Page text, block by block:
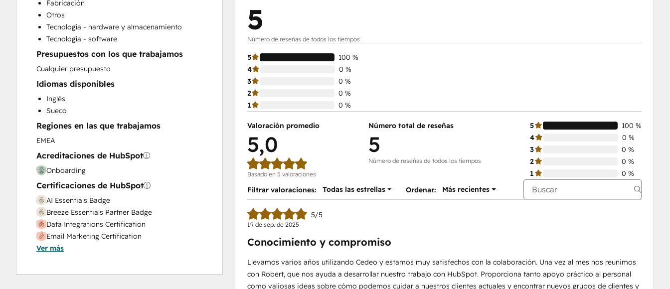
Email Marketing
Full Inbound Marketing Services
Help Desk Implementation
HubSpot Onboarding
Knowledge Base Development
Marketing Hub Enterprise Onboarding
Paid Advertising
Sales and Marketing Alignment
Sales Coaching and Training
Sales Enablement
Sales Hub Enterprise Onboarding
Service Hub Enterprise Onboarding
Service Hub Professional Onboarding
Social Media
Fabricación
Otros
Tecnología - hardware y almacenamiento
Tecnología - software
Presupuestos con los que trabajamos
Cualquier presupuesto
Idiomas disponibles
Inglés
Sueco
Regiones en las que trabajamos
EMEA
Acreditaciones de HubSpot
Onboarding
Certificaciones de HubSpot
AI Essentials Badge
Breeze Essentials Partner Badge
Data Integrations Certification
Email Marketing Certification
HubSpot Implementation for Partners
HubSpot Reporting
Ver más
5
Número de reseñas de todos los tiempos
5
100 %
4
0 %
3
0 %
2
0 %
1
0 %
Valoración promedio
5,0
Basado en 5 valoraciones
Número total de reseñas
5
Número de reseñas de todos los tiempos
5
100 %
4
0 %
3
0 %
2
0 %
1
0 %
Filtrar valoraciones:
Todas las estrellas Ordenar: Más recientes
5/5
19 de sep. de 2025
Conocimiento y compromiso
Llevamos varios años utilizando Cedeo y estamos muy satisfechos con la colaboración. Una vez al mes nos reunimos
con Robert, que nos ayuda a desarrollar nuestro trabajo con HubSpot. Proporciona tanto apoyo práctico al personal
como valiosas ideas sobre cómo podemos cuidar a nuestros clientes actuales y encontrar nuevos grupos de clientes y